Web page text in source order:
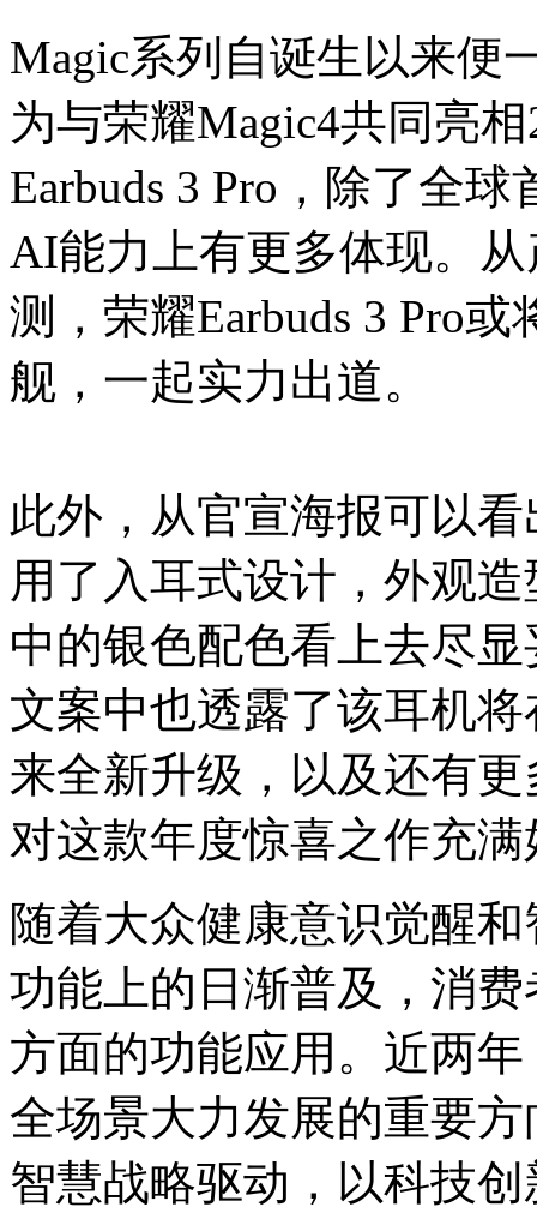
Magic系列自诞生以来便
为与荣耀Magic4共同亮
Earbuds 3 Pro，除了全
AI能力上有更多体现。
测，荣耀Earbuds 3 Pro
舰，一起实力出道。
此外，从官宣海报可以看
用了入耳式设计，外观
中的银色配色看上去尽
文案中也透露了该耳机
来全新升级，以及还有
对这款年度惊喜之作充满
随着大众健康意识觉醒
功能上的日渐普及，消
方面的功能应用。近两
全场景大力发展的重要
智慧战略驱动，以科技